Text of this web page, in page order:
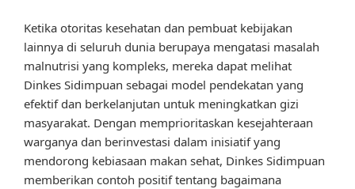
Ketika otoritas kesehatan dan pembuat kebijakan
lainnya di seluruh dunia berupaya mengatasi masalah
malnutrisi yang kompleks, mereka dapat melihat
Dinkes Sidimpuan sebagai model pendekatan yang
efektif dan berkelanjutan untuk meningkatkan gizi
masyarakat. Dengan memprioritaskan kesejahteraan
warganya dan berinvestasi dalam inisiatif yang
mendorong kebiasaan makan sehat, Dinkes Sidimpuan
memberikan contoh positif tentang bagaimana